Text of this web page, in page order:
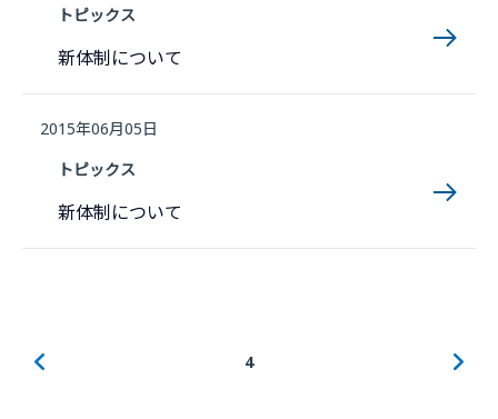
トピックス
新体制について
2015年06月05日
トピックス
新体制について
4